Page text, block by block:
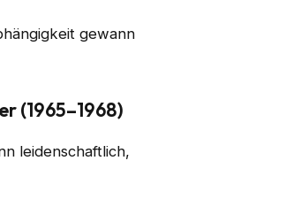
gewann
(1965–1968)
leidenschaftlich,